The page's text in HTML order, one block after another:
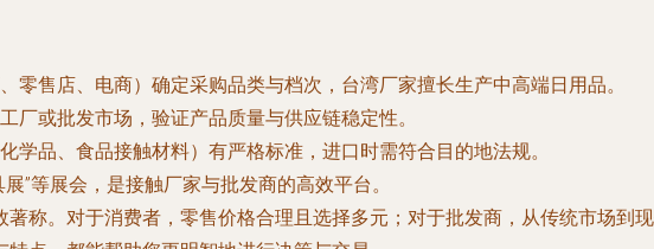
零售店、电商）确定采购品类与档次，台湾厂家擅长生产中高端日用品。
厂或批发市场，验证产品质量与供应链稳定性。
学品、食品接触材料）有严格标准，进口时需符合目的地法规。
”等展会，是接触厂家与批发商的高效平台。
称。对于消费者，零售价格合理且选择多元；对于批发商，从传统市场到